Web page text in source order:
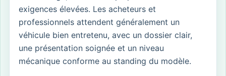
exigences élevées. Les acheteurs et
professionnels attendent généralement un
véhicule bien entretenu, avec un dossier clair,
une présentation soignée et un niveau
mécanique conforme au standing du modèle.